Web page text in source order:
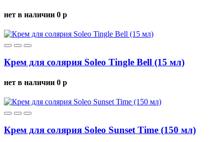
нет в наличии 0 p
Крем для солярия Soleo Tingle Bell (15 мл)
нет в наличии 0 p
Крем для солярия Soleo Sunset Time (150 мл)